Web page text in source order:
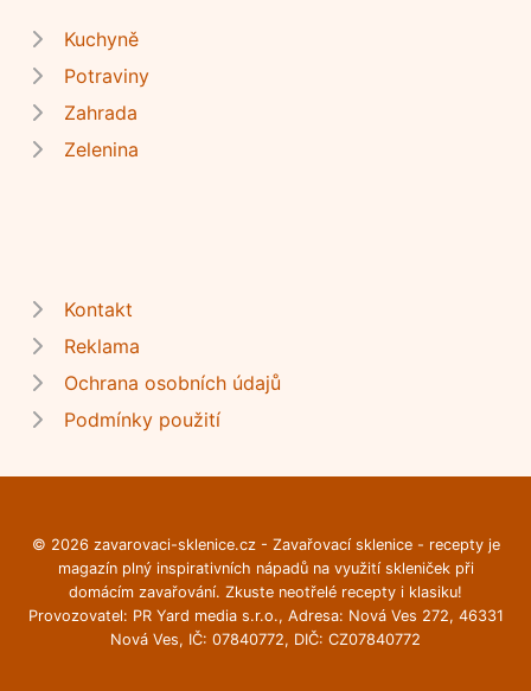
Kuchyně
Potraviny
Zahrada
Zelenina
Kontakt
Reklama
Ochrana osobních údajů
Podmínky použití
© 2026 zavarovaci-sklenice.cz - Zavařovací sklenice - recepty je
magazín plný inspirativních nápadů na využití skleniček při
domácím zavařování. Zkuste neotřelé recepty i klasiku!
Provozovatel: PR Yard media s.r.o., Adresa: Nová Ves 272, 46331
Nová Ves, IČ: 07840772, DIČ: CZ07840772